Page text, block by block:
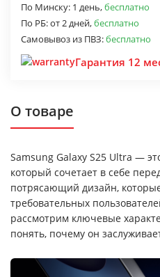
По Минску: 1 день,бесплатно
По РБ:от 2 дней,бесплатно
Самовывоз из ПВЗ:бесплатно
Гарантия 12
О товаре
Samsung Galaxy S25 Ultra —
который сочетает в себе
потрясающий дизайн,
требовательных
рассмотрим ключевые
понять, почему он